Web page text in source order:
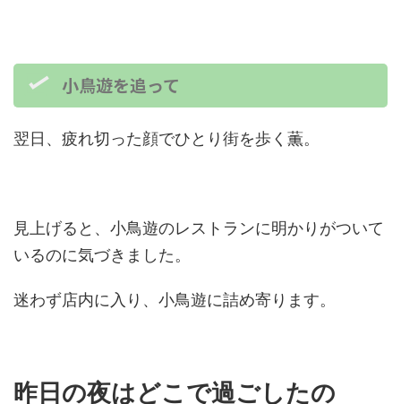
小鳥遊を追って
翌日、疲れ切った顔でひとり街を歩く薫。
見上げると、小鳥遊のレストランに明かりがついて
いるのに気づきました。
迷わず店内に入り、小鳥遊に詰め寄ります。
昨日の夜はどこで過ごしたの